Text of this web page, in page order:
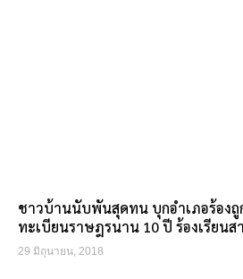
ชาวบ้านนับพันสุดทน บุกอำเภอร้องถู
ทะเบียนราษฎรนาน 10 ปี ร้องเรียน
29 มิถุนายน, 2018